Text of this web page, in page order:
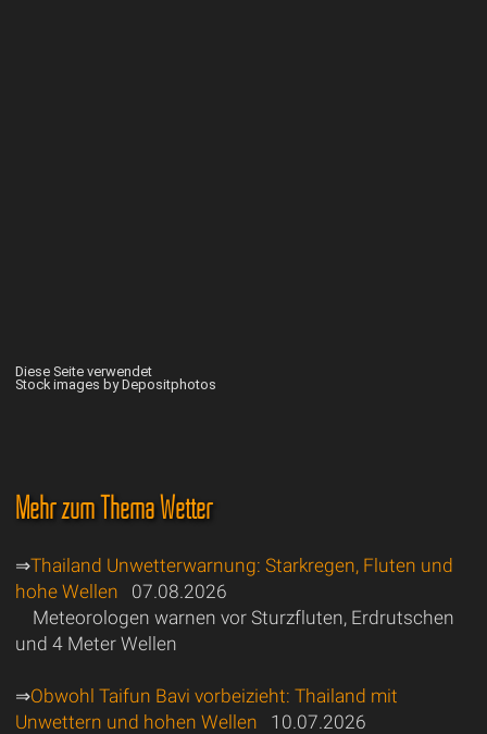
Diese Seite verwendet
Stock images by Depositphotos
Mehr zum Thema Wetter
⇒Thailand Unwetterwarnung: Starkregen, Fluten und
hohe Wellen 07.08.2026
Meteorologen warnen vor Sturzfluten, Erdrutschen
und 4 Meter Wellen
⇒Obwohl Taifun Bavi vorbeizieht: Thailand mit
Unwettern und hohen Wellen 10.07.2026